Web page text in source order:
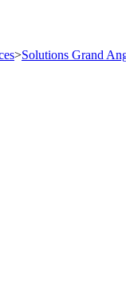
>Solutions Grand